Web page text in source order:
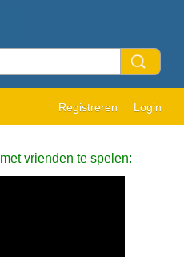
Registreren Login
vrienden te spelen: